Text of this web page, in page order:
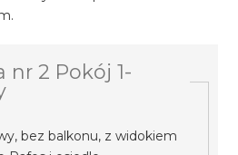
nr 2 Pokój 1-
bez balkonu, z widokiem